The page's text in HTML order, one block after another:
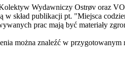
Wydawniczy Ostrøv oraz
skład publikacji pt. "Miejsca
prac mają być materiały
można znaleźć w przygotowanym